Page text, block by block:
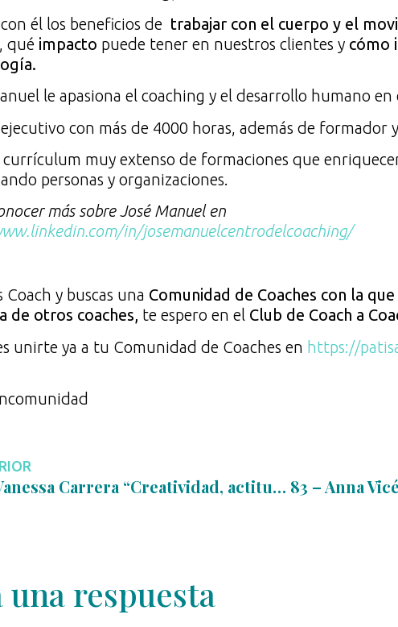
él los beneficios de trabajar con el cuerpo y el
, qué impacto puede tener en nuestros clientes y cómo
le apasiona el coaching y el desarrollo humano
ejecutivo con más de 4000 horas, además de formador
muy extenso de formaciones que
personas y organizaciones.
más sobre José Manuel en
in/josemanuelcentrodelcoaching/
Coach y buscas una Comunidad de Coaches con la
de otros coaches, te espero en el Club de Coach a
unirte ya a tu Comunidad de Coaches en https://
81 – Vanessa Carrera “Creatividad, actitud innovadora y gestión del cambio, como coach ejecutiva”
una respuesta